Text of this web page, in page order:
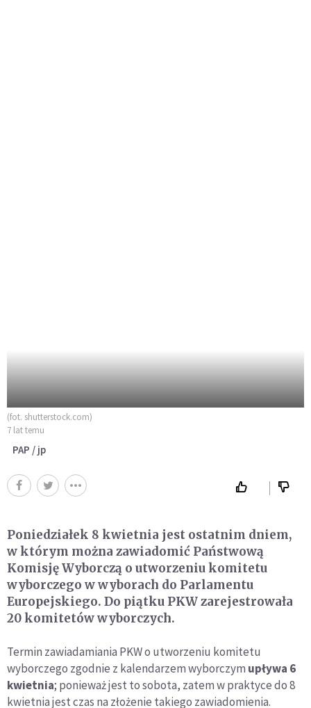
(fot. shutterstock.com)
7 lat temu
PAP / jp
Poniedziałek 8 kwietnia jest ostatnim dniem,
w którym można zawiadomić Państwową
Komisję Wyborczą o utworzeniu komitetu
wyborczego w wyborach do Parlamentu
Europejskiego. Do piątku PKW zarejestrowała
20 komitetów wyborczych.
Termin zawiadamiania PKW o utworzeniu komitetu
wyborczego zgodnie z kalendarzem wyborczym upływa 6
kwietnia; ponieważ jest to sobota, zatem w praktyce do 8
kwietnia jest czas na złożenie takiego zawiadomienia.